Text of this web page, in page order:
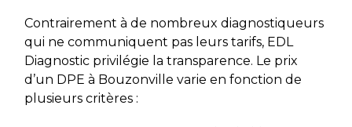
Contrairement à de nombreux diagnostiqueurs
qui ne communiquent pas leurs tarifs, EDL
Diagnostic privilégie la transparence. Le prix
d’un DPE à Bouzonville varie en fonction de
plusieurs critères :